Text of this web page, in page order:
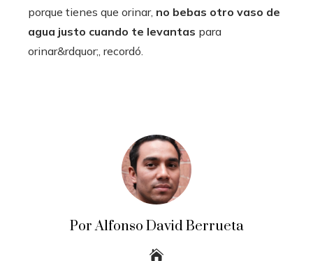
porque tienes que orinar, no bebas otro vaso de
agua justo cuando te levantas para
orinar&rdquor;, recordó.
Por Alfonso David Berrueta